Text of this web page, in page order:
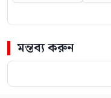
মন্তব্য করুন